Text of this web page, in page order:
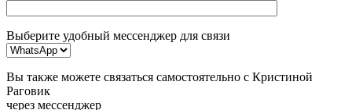
Выберите удобный мессенджер для связи
Вы также можете связаться самостоятельно с Кристиной
Раговик
через мессенджер